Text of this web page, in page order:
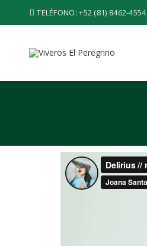
TELÉFONO:+52 (81) 8462-4554